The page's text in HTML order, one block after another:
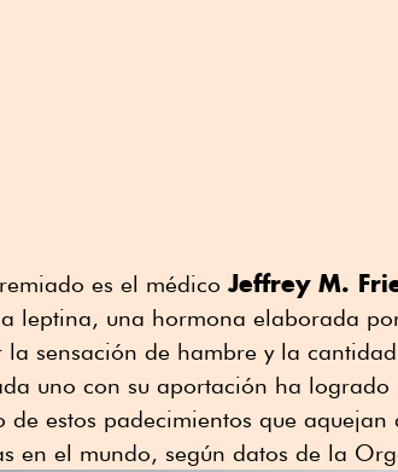
es el médico Jeffrey M.
leptina, una hormona elaborada
sensación de hambre y la
uno con su aportación ha logrado
de estos padecimientos que
en el mundo, según datos de la